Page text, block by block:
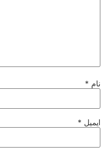
نام *
ایمیل *